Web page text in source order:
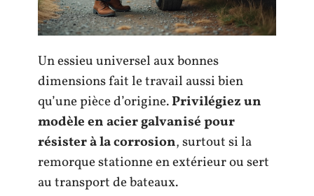
Un essieu universel aux bonnes
dimensions fait le travail aussi bien
qu’une pièce d’origine.Privilégiez un
modèle en acier galvanisé pour
résister à la corrosion, surtout si la
remorque stationne en extérieur ou sert
au transport de bateaux.